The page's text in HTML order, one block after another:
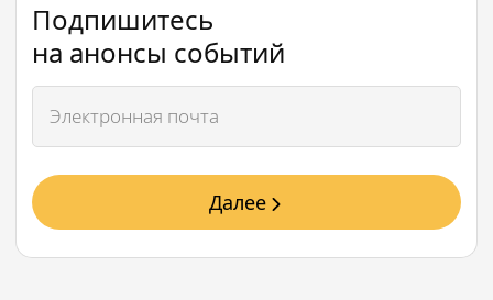
Подпишитесь
на анонсы событий
Далее